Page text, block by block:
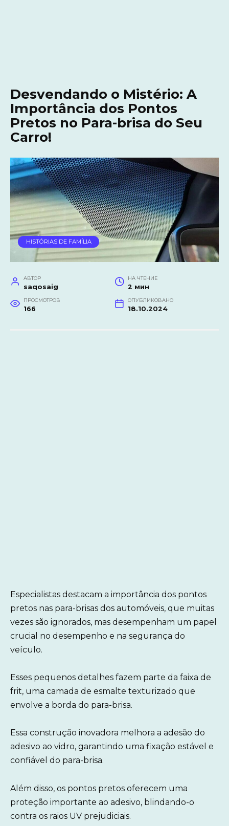
Desvendando o Mistério: A
Importância dos Pontos
Pretos no Para-brisa do Seu
Carro!
HISTÓRIAS DE FAMÍLIA
АВТОР
saqosaig
НА ЧТЕНИЕ
2 мин
ПРОСМОТРОВ
166
ОПУБЛИКОВАНО
18.10.2024
Especialistas destacam a importância dos pontos
pretos nas para-brisas dos automóveis, que muitas
vezes são ignorados, mas desempenham um papel
crucial no desempenho e na segurança do
veículo.
Esses pequenos detalhes fazem parte da faixa de
frit, uma camada de esmalte texturizado que
envolve a borda do para-brisa.
Essa construção inovadora melhora a adesão do
adesivo ao vidro, garantindo uma fixação estável e
confiável do para-brisa.
Além disso, os pontos pretos oferecem uma
proteção importante ao adesivo, blindando-o
contra os raios UV prejudiciais.